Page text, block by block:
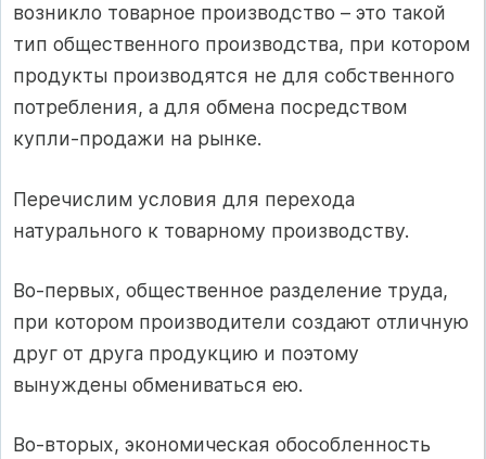
возникло товарное производство – это такой
тип общественного производства, при котором
продукты производятся не для собственного
потребления, а для обмена посредством
купли‑продажи на рынке.
Перечислим условия для перехода
натурального к товарному производству.
Во‑первых, общественное разделение труда,
при котором производители создают отличную
друг от друга продукцию и поэтому
вынуждены обмениваться ею.
Во‑вторых, экономическая обособленность